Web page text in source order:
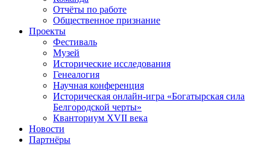
Отчёты по работе
Общественное признание
Проекты
Фестиваль
Музей
Исторические исследования
Генеалогия
Научная конференция
Историческая онлайн-игра «Богатырская сила
Белгородской черты»
Кванториум XVII века
Новости
Партнёры